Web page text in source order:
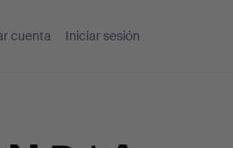
cuenta Iniciar sesión